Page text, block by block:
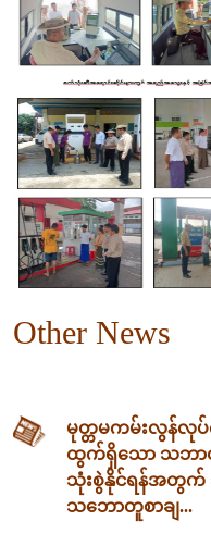
Other News
မုတ္တမကမ်းလွန်လုပ်
ထွက်ရှိသော သဘာဝ
သုံးစွဲနိုင်ရန်အတွက် သ
သဘောတူစာချ...